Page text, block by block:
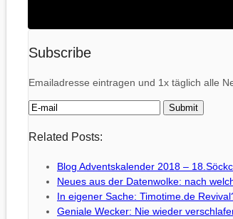
Subscribe
Emailadresse eintragen und 1x täglich alle
Related Posts:
Blog Adventskalender 2018 –
Neues aus der Datenwolke: nach
In eigener Sache: Timotime.de
Geniale Wecker: Nie wieder